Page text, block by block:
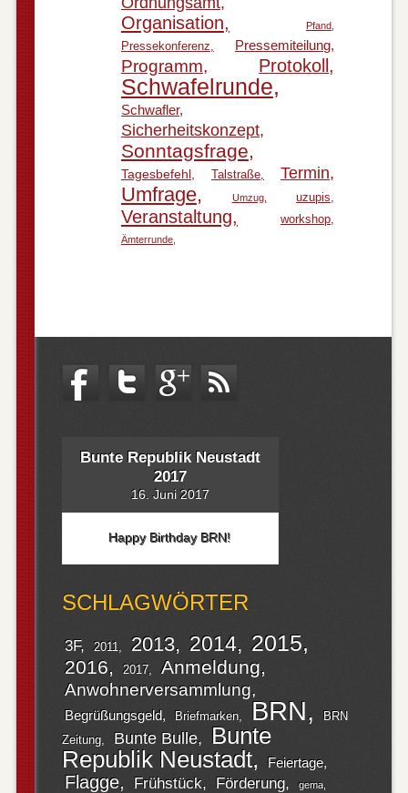
Organisation Pfand
Pressekonferenz Pressemiteilung
Programm Protokoll
Schwafelrunde
Schwafler
Sicherheitskonzept
Sonntagsfrage
Tagesbefehl Talstraße Termin
Umfrage Umzug uzupis
Veranstaltung workshop
Ämterrunde
Bunte Republik Neustadt
2017
16. Juni 2017
Happy Birthday BRN!
SCHLAGWÖRTER
3F 2011 2013 2014 2015
2016 2017 Anmeldung
Anwohnerversammlung
Begrüßungsgeld Briefmarken BRN
BRN
Zeitung
Bunte Bulle
Bunte
Republik Neustadt
Feiertage
Flagge Frühstück Förderung gema